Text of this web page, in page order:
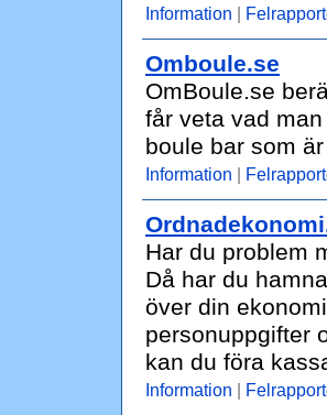
Information |
Omboule.se
OmBoule.se
får veta vad
boule bar som
Information |
Har du problem
Då har du
över din
personuppgifter
kan du föra
Information |